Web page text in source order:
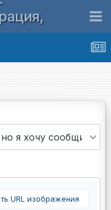
URL изображения